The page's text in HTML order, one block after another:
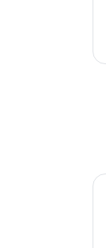
Lassen